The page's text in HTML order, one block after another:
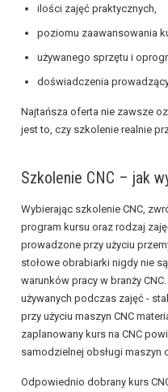
ilości zajęć praktycznych,
poziomu zaawansowania
używanego sprzętu i
doświadczenia
Najtańsza oferta nie zawsze
jest to, czy szkolenie realnie
Szkolenie CNC – jak
Wybierając szkolenie CNC,
program kursu oraz rodzaj
prowadzone przy użyciu
stołowe obrabiarki nigdy nie
warunków pracy w branży
używanych podczas zajęć -
przy użyciu maszyn CNC
zaplanowany kurs na CNC
samodzielnej obsługi maszyn
Odpowiednio dobrany kurs